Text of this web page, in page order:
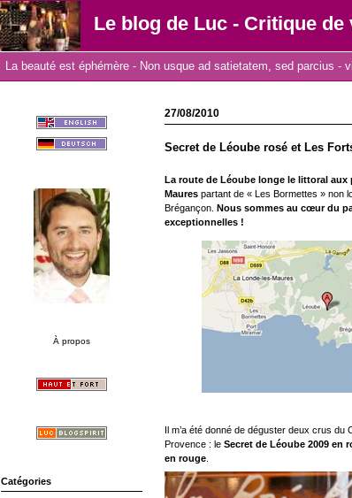
Le blog de Luc - Critique
La beauté est éphémère - Non usque ad satietatem, sed parcius -
À propos
Catégories
27/08/2010
Secret de Léoube rosé et Les
La route de Léoube longe le littoral aux
Maures partant de « Les Bormettes » non
Brégançon. Nous sommes au cœur du
exceptionnelles !
Il m’a été donné de déguster deux crus du
Provence : le Secret de Léoube 2009 en
en rouge.